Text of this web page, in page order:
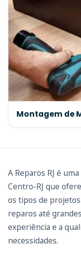
Montagem de
A Reparos RJ é
Centro-RJ que
os tipos de
reparos até
experiência e a
necessidades.